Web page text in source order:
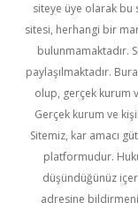
siteye üye olarak bu
sitesi, herhangi bir
bulunmamaktadır.
paylaşılmaktadır.
olup, gerçek kurum
Gerçek kurum ve
Sitemiz, kar amacı
platformudur.
düşündüğünüz
adresine